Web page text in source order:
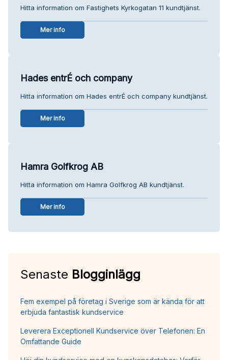
Hitta information om Fastighets Kyrkogatan 11 kundtjänst.
Mer info
Hades entrÉ och company
Hitta information om Hades entrÉ och company kundtjänst.
Mer info
Hamra Golfkrog AB
Hitta information om Hamra Golfkrog AB kundtjänst.
Mer info
Senaste Blogginlägg
Fem exempel på företag i Sverige som är kända för att
erbjuda fantastisk kundservice
Leverera Exceptionell Kundservice över Telefonen: En
Omfattande Guide